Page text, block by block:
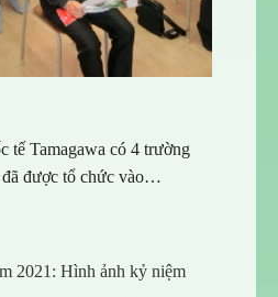
tế Tamagawa có 4 trường
được tổ chức vào…
2021: Hình ảnh kỷ niệm